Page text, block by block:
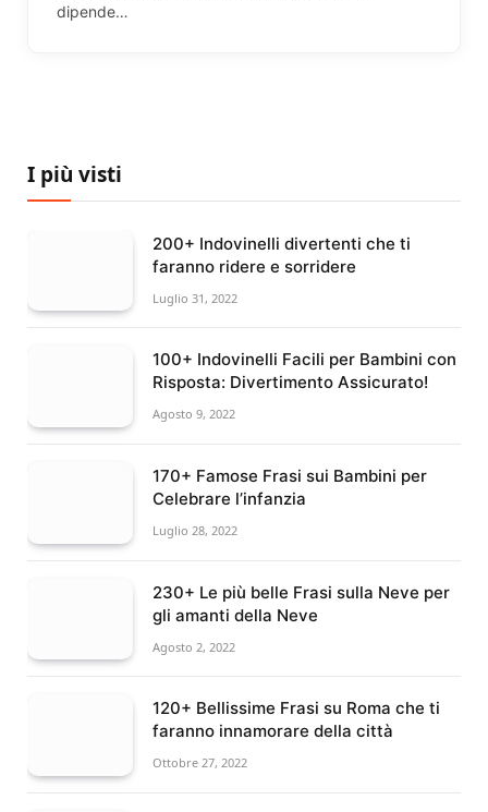
dipende…
I più visti
200+ Indovinelli divertenti che ti
faranno ridere e sorridere
Luglio 31, 2022
100+ Indovinelli Facili per Bambini con
Risposta: Divertimento Assicurato!
Agosto 9, 2022
170+ Famose Frasi sui Bambini per
Celebrare l’infanzia
Luglio 28, 2022
230+ Le più belle Frasi sulla Neve per
gli amanti della Neve
Agosto 2, 2022
120+ Bellissime Frasi su Roma che ti
faranno innamorare della città
Ottobre 27, 2022